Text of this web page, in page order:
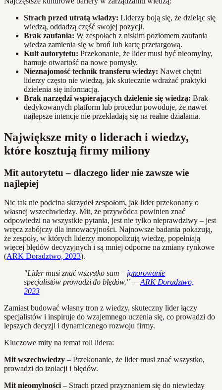
Strach przed utratą władzy: Liderzy boją się, że dzieląc się
wiedzą, oddadzą część swojej pozycji.
Brak zaufania: W zespołach z niskim poziomem zaufania
wiedza zamienia się w broń lub kartę przetargową.
Kult autorytetu: Przekonanie, że lider musi być nieomylny,
hamuje otwartość na nowe pomysły.
Nieznajomość technik transferu wiedzy: Nawet chętni
liderzy często nie wiedzą, jak skutecznie wdrażać praktyki
dzielenia się informacją.
Brak narzędzi wspierających dzielenie się wiedzą: Brak
dedykowanych platform lub procedur powoduje, że nawet
najlepsze intencje nie przekładają się na realne działania.
Największe mity o liderach i wiedzy,
które kosztują firmy miliony
Mit autorytetu – dlaczego lider nie zawsze wie
najlepiej
Nic tak nie podcina skrzydeł zespołom, jak lider przekonany o
własnej wszechwiedzy. Mit, że przywódca powinien znać
odpowiedzi na wszystkie pytania, jest nie tylko nieprawdziwy – jest
wręcz zabójczy dla innowacyjności. Najnowsze badania pokazują,
że zespoły, w których liderzy monopolizują wiedzę, popełniają
więcej błędów decyzyjnych i są mniej odporne na zmiany rynkowe
(ARK Doradztwo, 2023).
"Lider musi znać wszystko sam – ignorowanie
specjalistów prowadzi do błędów." —ARK Doradztwo,
2023
Zamiast budować własny tron z wiedzy, skuteczny lider łączy
specjalistów i inspiruje do wzajemnego uczenia się, co prowadzi do
lepszych decyzji i dynamicznego rozwoju firmy.
Kluczowe mity na temat roli lidera:
Mit wszechwiedzy – Przekonanie, że lider musi znać wszystko,
prowadzi do izolacji i błędów.
Mit nieomylności – Strach przed przyznaniem się do niewiedzy